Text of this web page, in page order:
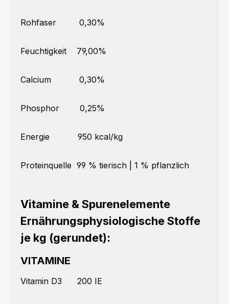
Rohfaser 0,30%
Feuchtigkeit 79,00%
Calcium 0,30%
Phosphor 0,25%
Energie 950 kcal/kg
Proteinquelle 99 % tierisch | 1 % pflanzlich
Vitamine & Spurenelemente
Ernährungsphysiologische Stoffe
je kg (gerundet):
VITAMINE
Vitamin D3 200 IE